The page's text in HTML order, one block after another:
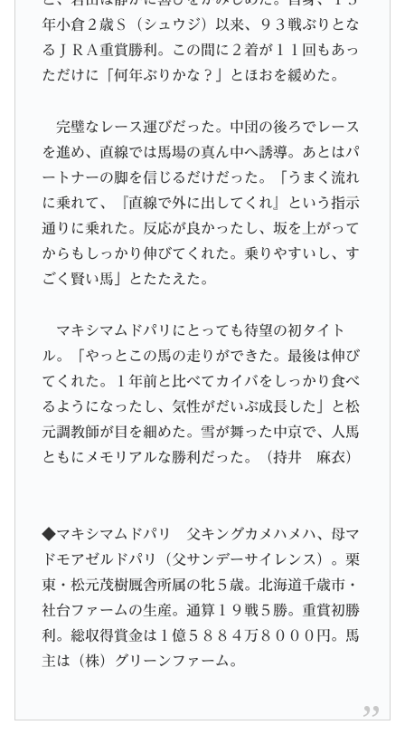
年小倉２歳Ｓ（シュウジ）以来、９３戦ぶりとな
るＪＲＡ重賞勝利。この間に２着が１１回もあっ
ただけに「何年ぶりかな？」とほおを緩めた。
完璧なレース運びだった。中団の後ろでレース
を進め、直線では馬場の真ん中へ誘導。あとはパ
ートナーの脚を信じるだけだった。「うまく流れ
に乗れて、『直線で外に出してくれ』という指示
通りに乗れた。反応が良かったし、坂を上がって
からもしっかり伸びてくれた。乗りやすいし、す
ごく賢い馬」とたたえた。
マキシマムドパリにとっても待望の初タイト
ル。「やっとこの馬の走りができた。最後は伸び
てくれた。１年前と比べてカイバをしっかり食べ
るようになったし、気性がだいぶ成長した」と松
元調教師が目を細めた。雪が舞った中京で、人馬
ともにメモリアルな勝利だった。（持井 麻衣）
◆マキシマムドパリ 父キングカメハメハ、母マ
ドモアゼルドパリ（父サンデーサイレンス）。栗
東・松元茂樹厩舎所属の牝５歳。北海道千歳市・
社台ファームの生産。通算１９戦５勝。重賞初勝
利。総収得賞金は１億５８８４万８０００円。馬
主は（株）グリーンファーム。